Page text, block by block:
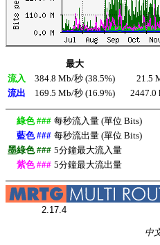
最大
流入
384.8 Mb/秒 (38.5%) 21.5
流出
169.5 Mb/秒 (16.9%) 2447.0
綠色 ### 每秒流入量 (單位 Bits)
藍色 ### 每秒流出量 (單位 Bits)
墨綠色 ### 5分鐘最大流入量
紫色 ### 5分鐘最大流出量
2.17.4
中